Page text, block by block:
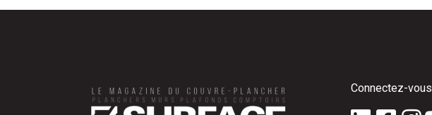
Connectez-vous